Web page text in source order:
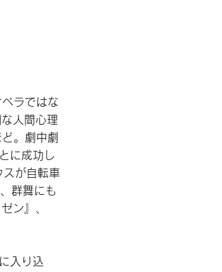
ラではな
人間心理
。劇中劇
に成功し
スが自転車
群舞にも
ン』、
入り込